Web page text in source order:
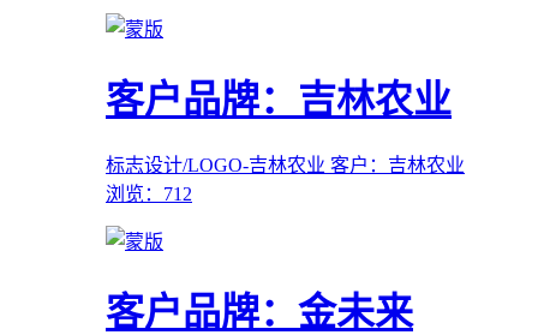
客户品牌：吉林农业
标志设计/LOGO-吉林农业 客户：吉林农业
浏览：712
客户品牌：金未来